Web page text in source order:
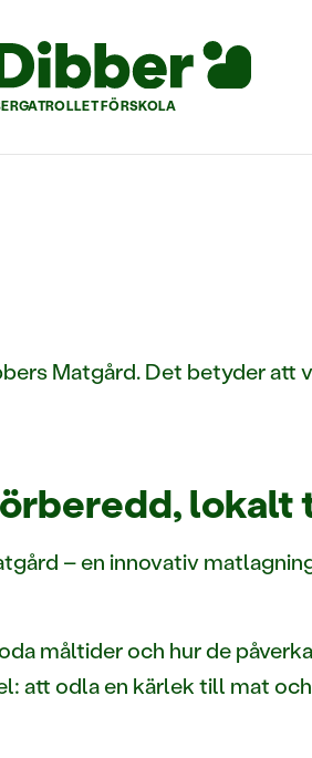
FÖRSKOLA
Matgård. Det betyder att
lokalt
– en innovativ
måltider och hur de
att odla en kärlek till mat